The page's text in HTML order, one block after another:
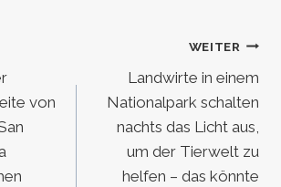
von
WEITER
Landwirte in einem
Nationalpark schalten
nachts das Licht aus,
um der Tierwelt zu
helfen – das könnte